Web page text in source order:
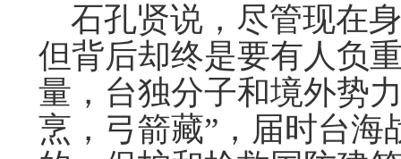
石孔贤说，尽管现在
但背后却终是要有人负
量，台独分子和境外势
烹，弓箭藏”，届时台